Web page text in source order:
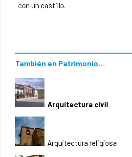
con un castillo.
También en Patrimonio…
Arquitectura civil
Arquitectura religiosa